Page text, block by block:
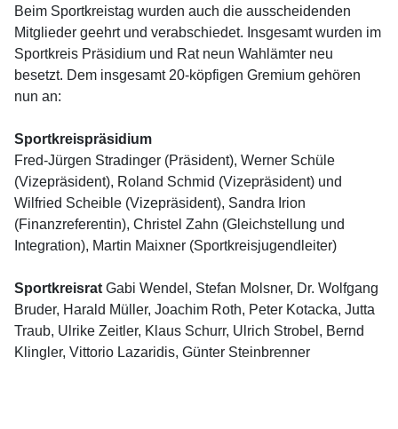
Beim Sportkreistag wurden auch die ausscheidenden
Mitglieder geehrt und verabschiedet. Insgesamt wurden im
Sportkreis Präsidium und Rat neun Wahlämter neu
besetzt. Dem insgesamt 20-köpfigen Gremium gehören
nun an:
Sportkreispräsidium
Fred-Jürgen Stradinger (Präsident), Werner Schüle
(Vizepräsident), Roland Schmid (Vizepräsident) und
Wilfried Scheible (Vizepräsident), Sandra Irion
(Finanzreferentin), Christel Zahn (Gleichstellung und
Integration), Martin Maixner (Sportkreisjugendleiter)
Sportkreisrat Gabi Wendel, Stefan Molsner, Dr. Wolfgang
Bruder, Harald Müller, Joachim Roth, Peter Kotacka, Jutta
Traub, Ulrike Zeitler, Klaus Schurr, Ulrich Strobel, Bernd
Klingler, Vittorio Lazaridis, Günter Steinbrenner